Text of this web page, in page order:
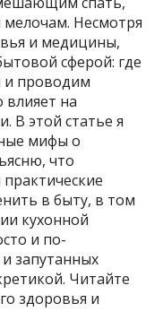
мелочам. Несмотря
и медицины,
сферой: где
и проводим
влияет на
В этой статье я
мифы о
что
в быту, в том
кухонной
и по-
запутанных
Читайте
здоровья и